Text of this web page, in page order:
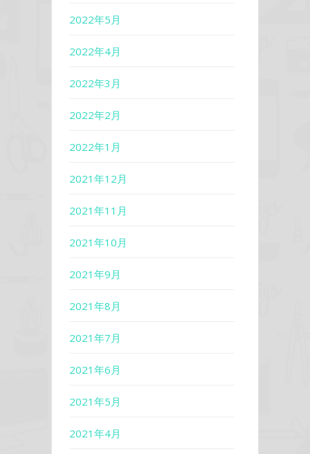
2022年5月
2022年4月
2022年3月
2022年2月
2022年1月
2021年12月
2021年11月
2021年10月
2021年9月
2021年8月
2021年7月
2021年6月
2021年5月
2021年4月